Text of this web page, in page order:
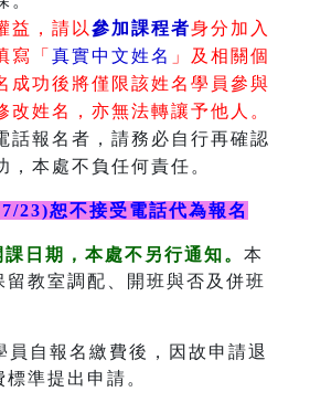
益，請以 參加課程者身分加入
寫「 真實中文姓名 」及相關個
成功後將僅限該姓名學員參與
改姓名，亦無法轉讓予他人。
話報名者，請務必自行再確認
，本處不負任何責任。
23)恕不接受電話代為報名
日期，本處不另行通知。 本
留教室調配、開班與否及併班
員自報名繳費後，因故申請退
準提出申請。